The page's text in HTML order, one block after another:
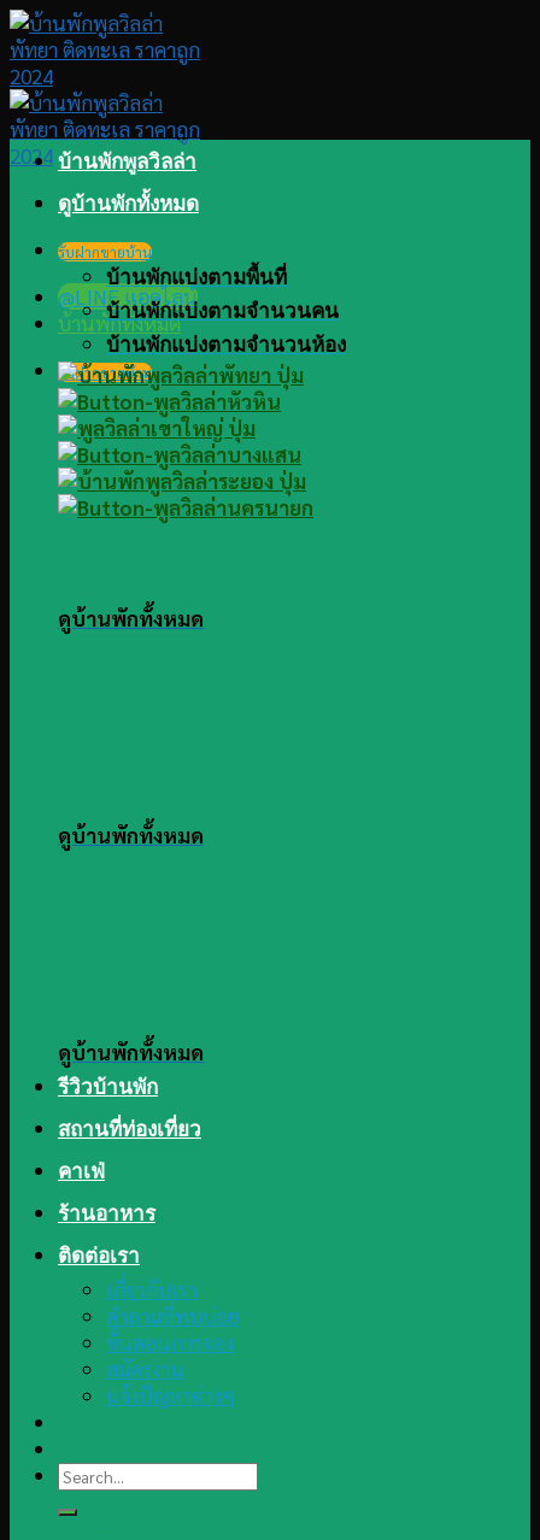
Skip
to
content
รับฝากขายบ้าน
@LINE แอดไลน์
บ้านพักทั้งหมด
รับฝากขายบ้าน
บ้านพักพูลวิลล่า
ดูบ้านพักทั้งหมด
บ้านพักแบ่งตามพื้นที่
บ้านพักแบ่งตามจำนวนคน
บ้านพักแบ่งตามจำนวนห้อง
ดูบ้านพักทั้งหมด
ดูบ้านพักทั้งหมด
ดูบ้านพักทั้งหมด
รีวิวบ้านพัก
สถานที่ท่องเที่ยว
คาเฟ่
ร้านอาหาร
ติดต่อเรา
เกี่ยวกับเรา
คำถามที่พบบ่อย
ขั้นตอนการจอง
สมัครงาน
แจ้งปัญหาต่างๆ
Search